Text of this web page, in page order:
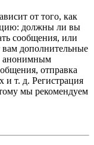
от того, как
должны ли вы
сообщения, или
вам дополнительные
анонимным
отправка
и т. д. Регистрация
мы рекомендуем